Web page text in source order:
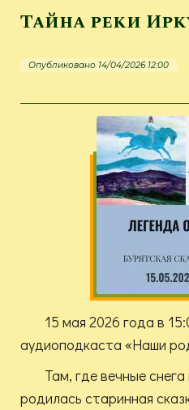
Тайна реки
Опубликовано 14/04/2026 12:00
15 мая 2026 года в
аудиоподкаста «Наши
Там, где вечные
родилась старинная